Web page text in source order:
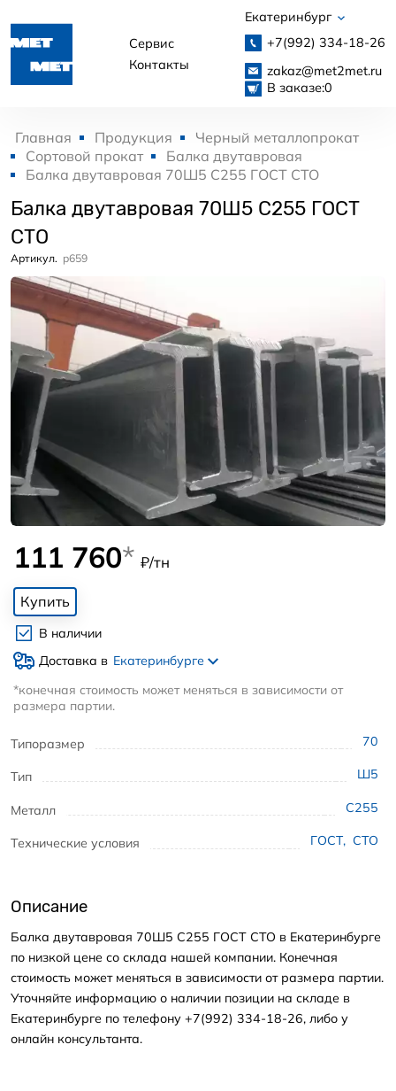
Сервис
Контакты
Екатеринбург
+7(992) 334-18-26
zakaz@met2met.ru
В заказе:0
Главная Продукция
Черный металлопрокат
Сортовой прокат
Балка двутавровая
Балка двутавровая 70Ш5 С255 ГОСТ СТО
Балка двутавровая 70Ш5 С255 ГОСТ
СТО
Артикул. p659
Типоразмер 70
Тип Ш5
Металл С255
Технические условия ГОСТ, СТО
111 760* ₽/тн
Купить
В наличии
Доставка в Екатеринбурге
*конечная стоимость может меняться в зависимости от
размера партии.
Описание
Балка двутавровая 70Ш5 С255 ГОСТ СТО в Екатеринбурге
по низкой цене со склада нашей компании. Конечная
стоимость может меняться в зависимости от размера партии.
Уточняйте информацию о наличии позиции на складе в
Екатеринбурге по телефону +7(992) 334-18-26, либо у
онлайн консультанта.